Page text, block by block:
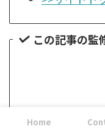
この記事の監
Home